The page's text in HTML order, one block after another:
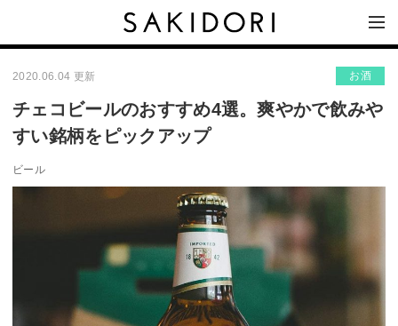
2020.06.04 更新 お酒
チェコビールのおすすめ4選。爽やかで飲みや
すい銘柄をピックアップ
ビール